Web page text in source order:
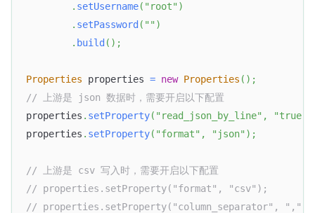
. setUsername( "root" )
. setPassword ( "" )
. build ( ) ;
Properties properties = new Properties ( ) ;
// 上游是 json 数据时，需要开启以下配置
properties . setProperty( "read_json_by_line" , "true"
properties . setProperty( "format" , "json" ) ;
// 上游是 csv 写入时，需要开启以下配置
// properties.setProperty("format", "csv");
// properties.setProperty("column_separator", ",");